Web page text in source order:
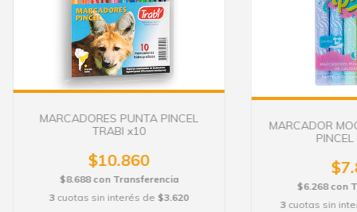
MARCADORES PUNTA PINCEL
TRABI x10
$10.860
$8.688con Transferencia
3 cuotas sin interés de $3.620
MARCADOR
$6.268con
3 cuotas sin